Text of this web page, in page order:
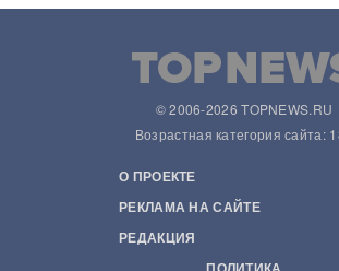
© 2006-2026 TOPNEWS.RU
Возрастная категория сайта:
О ПРОЕКТЕ
РЕКЛАМА НА САЙТЕ
РЕДАКЦИЯ